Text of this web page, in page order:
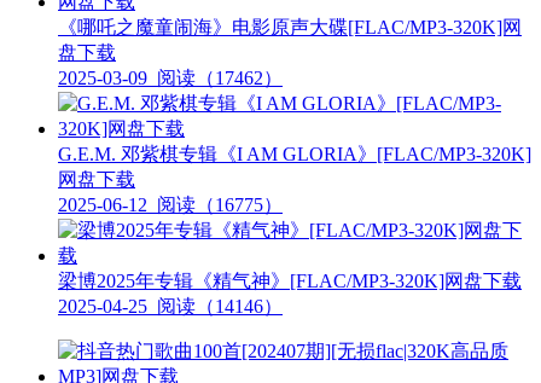
《哪吒之魔童闹海》电影原声大碟[FLAC/MP3-320K]网
盘下载
2025-03-09 阅读（17462）
G.E.M. 邓紫棋专辑《I AM GLORIA》[FLAC/MP3-320K]
网盘下载
2025-06-12 阅读（16775）
梁博2025年专辑《精气神》[FLAC/MP3-320K]网盘下载
2025-04-25 阅读（14146）